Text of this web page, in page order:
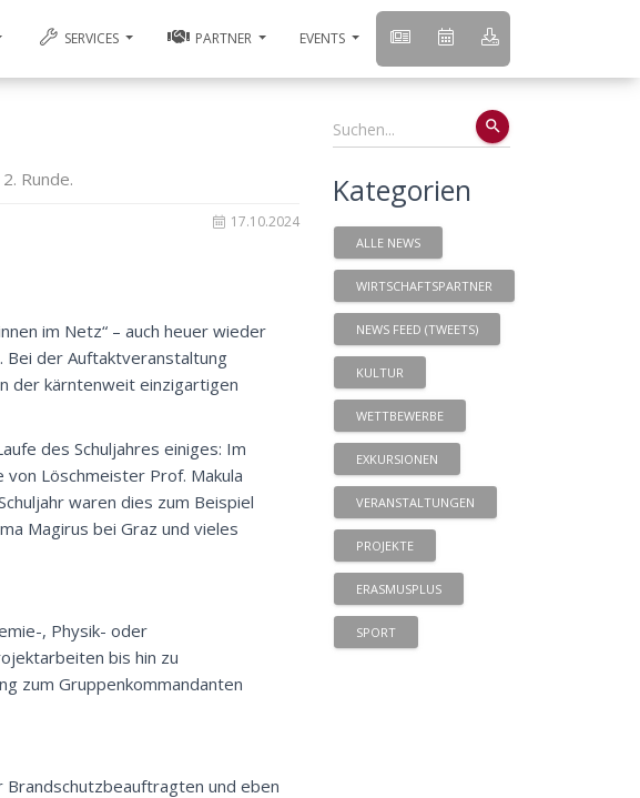
SERVICES PARTNER EVENTS
Runde.
17.10.2024
im Netz“ – auch heuer wieder
der Auftaktveranstaltung
der kärntenweit einzigartigen
des Schuljahres einiges: Im
Löschmeister Prof. Makula
waren dies zum Beispiel
Magirus bei Graz und vieles
, Physik- oder
bis hin zu
zum Gruppenkommandanten
und eben
search
Kategorien
ALLE NEWS
WIRTSCHAFTSPARTNER
NEWS FEED (TWEETS)
KULTUR
WETTBEWERBE
EXKURSIONEN
VERANSTALTUNGEN
PROJEKTE
ERASMUSPLUS
SPORT